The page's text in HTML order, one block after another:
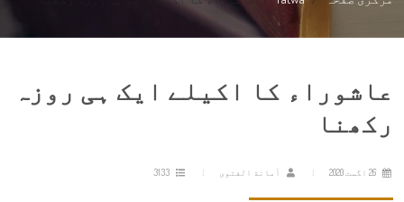
عاشوراء کا اکیلے ایک ہی روزہ
رکھنا
26 اگست 2020 أمانة الفتوى